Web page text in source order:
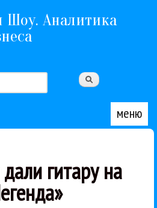
содержанию
Шоу. Аналитика
меню
гитару на